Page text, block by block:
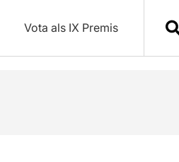
Vota als IX Premis